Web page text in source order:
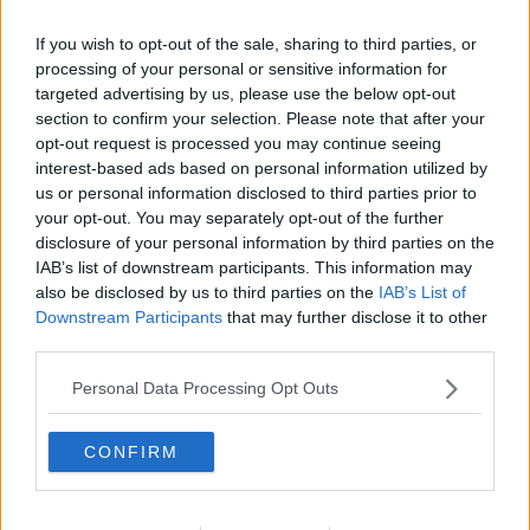
If you wish to opt-out of the sale, sharing to third parties, or
processing of your personal or sensitive information for
targeted advertising by us, please use the below opt-out
section to confirm your selection. Please note that after your
opt-out request is processed you may continue seeing
interest-based ads based on personal information utilized by
us or personal information disclosed to third parties prior to
your opt-out. You may separately opt-out of the further
disclosure of your personal information by third parties on the
IAB’s list of downstream participants. This information may
also be disclosed by us to third parties on the IAB’s List of
Downstream Participants that may further disclose it to other
Personal Data Processing Opt Outs
CONFIRM
che sento dentro, è più una malattia che non ci riesco, che non
capisco proprio… ma dimmi una bugia, che cosa conta se tu sei
solo mia, il resto è una follia come un fantasma, il resto è colpa
mia, colpa mia, e basta ma non andare via, stammi vicino stammi
molto vicino e non andare via neanche con lo sguardo quando mi
siedi accanto…” pochi ne rimangono indifferenti.
Maria Caruso
Se vuoi leggere le notizie principali della Toscana iscriviti alla
Newsletter QUInews - ToscanaMedia.Arriva gratis tutti i giorni
alle 20:00 direttamente nella tua casella di posta.
Basta cliccareQUI
Ti potrebbe interessare anche: